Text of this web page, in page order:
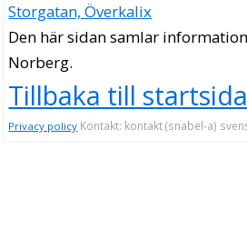
Storgatan, Överkalix
Den här sidan samlar
Norberg.
Tillbaka till
Privacy policy Kontakt: kontakt (snabel-a)